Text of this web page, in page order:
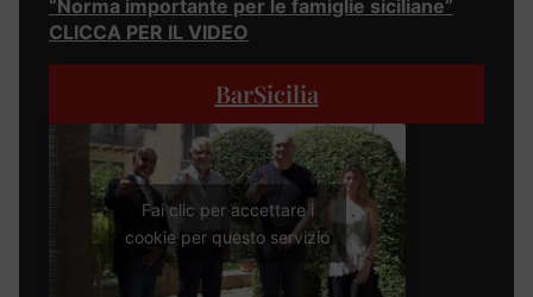
“Norma importante per le famiglie siciliane”
CLICCA PER IL VIDEO
BarSicilia
Fai clic per accettare i
cookie per questo servizio